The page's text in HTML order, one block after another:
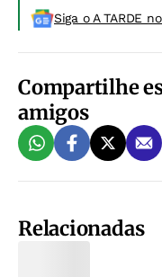
Siga o A TARDE
Compartilhe
amigos
Relacionadas